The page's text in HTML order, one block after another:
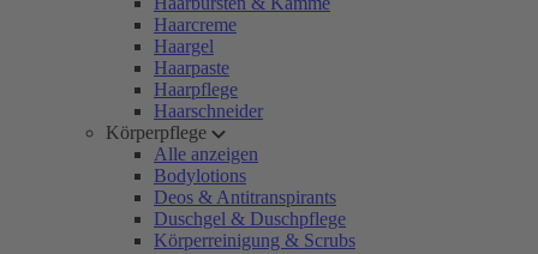
Haarcreme
Haargel
Haarpaste
Haarpflege
Haarschneider
Körperpflege
Alle anzeigen
Bodylotions
Deos & Antitranspirants
Duschgel & Duschpflege
Körperreinigung & Scrubs